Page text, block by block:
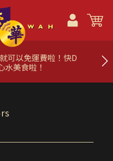
可以免運費啦！快D
水美食啦！